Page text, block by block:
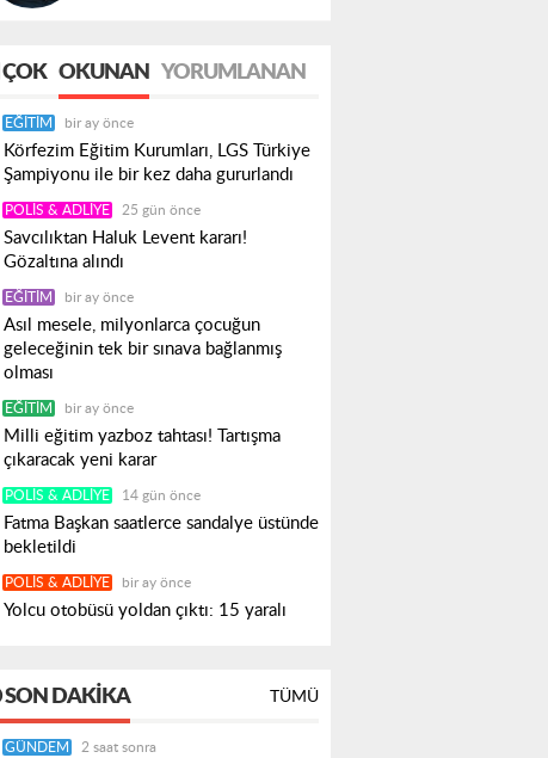
ÇOK OKUNAN YORUMLANAN
EĞITIM bir ay önce
Körfezim Eğitim Kurumları, LGS Türkiye
Şampiyonu ile bir kez daha gururlandı
POLIS & ADLIYE 25 gün önce
Savcılıktan Haluk Levent kararı!
Gözaltına alındı
EĞITIM bir ay önce
Asıl mesele, milyonlarca çocuğun
geleceğinin tek bir sınava bağlanmış
olması
EĞITIM bir ay önce
Milli eğitim yazboz tahtası! Tartışma
çıkaracak yeni karar
POLIS & ADLIYE 14 gün önce
Fatma Başkan saatlerce sandalye üstünde
bekletildi
POLIS & ADLIYE bir ay önce
Yolcu otobüsü yoldan çıktı: 15 yaralı
SON DAKIKA TÜMÜ
GÜNDEM 2 saat sonra